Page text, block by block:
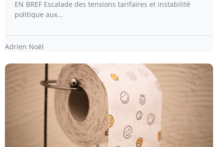
EN BREF Escalade des tensions tarifaires et instabilité
politique aux…
Adrien Noël